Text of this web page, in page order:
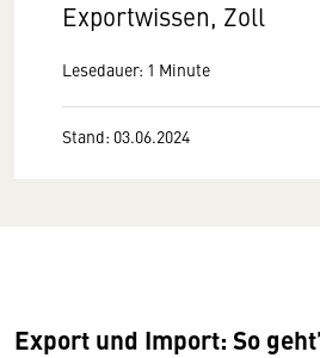
Exportwissen, Zoll
Lesedauer: 1 Minute
Stand: 03.06.2024
Export und Import: So